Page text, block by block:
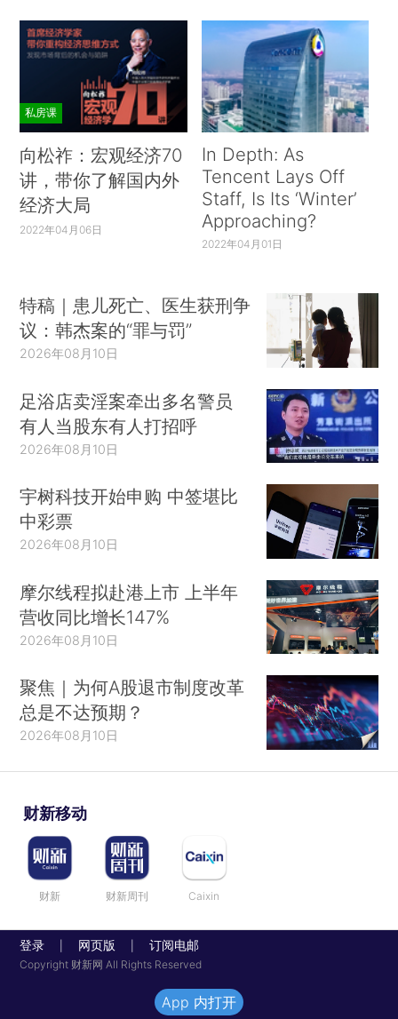
私房课
向松祚：宏观经济70
讲，带你了解国内外
经济大局
2022年04月06日
In Depth: As
Tencent Lays Off
Staff, Is Its ‘Winter’
Approaching?
2022年04月01日
特稿｜患儿死亡、医生获刑争
议：韩杰案的“罪与罚”
2026年08月10日
足浴店卖淫案牵出多名警员
有人当股东有人打招呼
2026年08月10日
宇树科技开始申购 中签堪比
中彩票
2026年08月10日
摩尔线程拟赴港上市 上半年
营收同比增长147%
2026年08月10日
聚焦｜为何A股退市制度改革
总是不达预期？
2026年08月10日
财新移动
财新 财新周刊 Caixin
登录 网页版 订阅电邮
Copyright 财新网 All Rights Reserved
App 内打开